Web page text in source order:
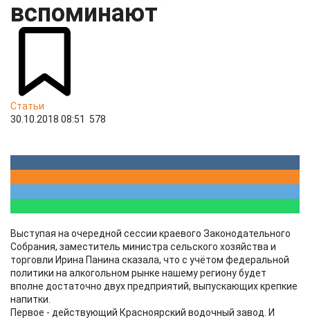
вспоминают
Статьи
30.10.2018 08:51
578
Выступая на очередной сессии краевого Законодательного
Собрания, заместитель министра сельского хозяйства и
торговли Ирина Панина сказала, что с учётом федеральной
политики на алкогольном рынке нашему региону будет
вполне достаточно двух предприятий, выпускающих крепкие
напитки.
Первое - действующий Красноярский водочный завод. И